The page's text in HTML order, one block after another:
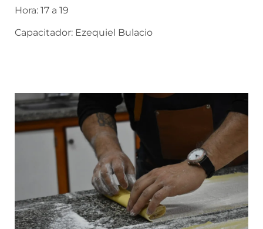
Hora: 17 a 19
Capacitador: Ezequiel Bulacio